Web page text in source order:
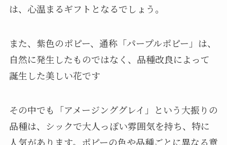
は、心温まるギフトとなるでしょう。
また、紫色のポピー、通称「パープルポピー」は、
自然に発生したものではなく、品種改良によって
誕生した美しい花です
その中でも「アメージンググレイ」という大振りの
品種は、シックで大人っぽい雰囲気を持ち、特に
人気があります。ポピーの色や品種ごとに異なる意